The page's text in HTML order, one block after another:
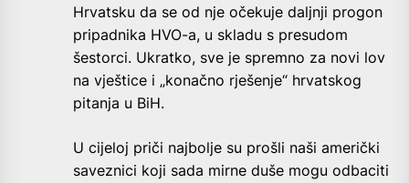
Hrvatsku da se od nje očekuje daljnji progon
pripadnika HVO-a, u skladu s presudom
šestorci. Ukratko, sve je spremno za novi lov
na vještice i „konačno rješenje“ hrvatskog
pitanja u BiH.
U cijeloj priči najbolje su prošli naši američki
saveznici koji sada mirne duše mogu odbaciti